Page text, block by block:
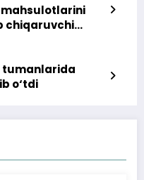
chiqaruvchi
lozim
tumanlarida
o‘tdi